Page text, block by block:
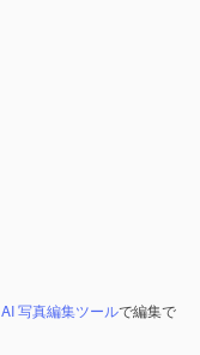
AI 写真編集ツールで編集で